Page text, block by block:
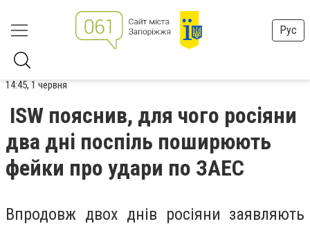
Рус
14:45, 1 червня
ISW пояснив, для чого росіяни
два дні поспіль поширюють
фейки про удари по ЗАЕС
Впродовж двох днів росіяни заявляють